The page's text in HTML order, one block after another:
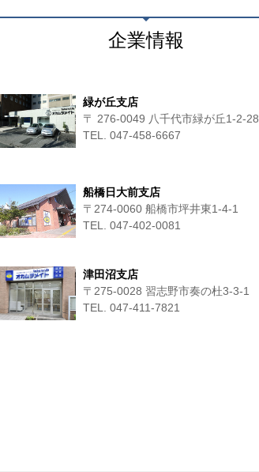
企業情報
緑が丘支店
〒 276-0049 八千代市緑が丘1-2-28
TEL. 047-458-6667
船橋日大前支店
〒274-0060 船橋市坪井東1-4-1
TEL. 047-402-0081
津田沼支店
〒275-0028 習志野市奏の杜3-3-1
TEL. 047-411‐7821